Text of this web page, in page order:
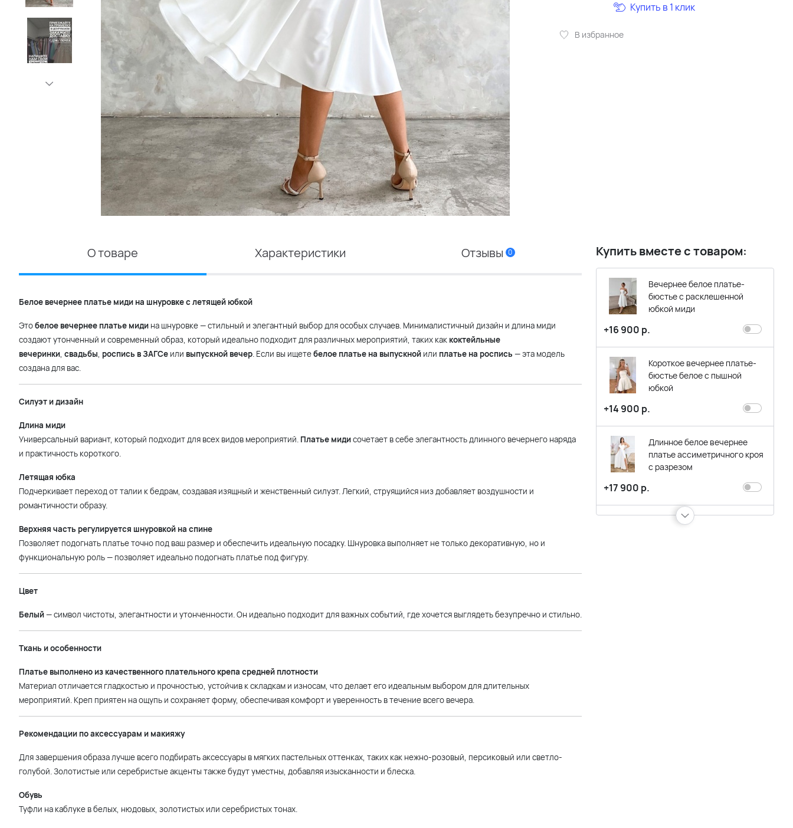
В избранное
Купить в 1 клик
Купить вместе с товаром:
Вечернее белое платье-
бюстье с расклешенной
юбкой миди
+16 900 р.
Короткое вечернее платье-
бюстье белое с пышной
юбкой
+14 900 р.
Длинное белое вечернее
платье ассиметричного кроя
с разрезом
+17 900 р.
Длинное белое вечернее
О товаре Характеристики Отзывы 0
Белое вечернее платье миди на шнуровке с летящей юбкой
Этобелое вечернее платье миди на шнуровке — стильный и элегантный выбор для особых случаев. Минималистичный дизайн и длина миди
создают утонченный и современный образ, который идеально подходит для различных мероприятий, таких как коктейльные
вечеринки, свадьбы, роспись в ЗАГСе или выпускной вечер. Если вы ищетебелое платье на выпускной или платье на роспись — эта модель
создана для вас.
Силуэт и дизайн
Длина миди
Универсальный вариант, который подходит для всех видов мероприятий. Платье мидисочетает в себе элегантность длинного вечернего наряда
и практичность короткого.
Летящая юбка
Подчеркивает переход от талии к бедрам, создавая изящный и женственный силуэт. Легкий, струящийся низ добавляет воздушности и
романтичности образу.
Верхняя часть регулируется шнуровкой на спине
Позволяет подогнать платье точно под ваш размер и обеспечить идеальную посадку. Шнуровка выполняет не только декоративную, но и
функциональную роль — позволяет идеально подогнать платье под фигуру.
Цвет
Белый— символ чистоты, элегантности и утонченности. Он идеально подходит для важных событий, где хочется выглядеть безупречно и стильно.
Ткань и особенности
Платье выполнено из качественного плательного крепа средней плотности
Материал отличается гладкостью и прочностью, устойчив к складкам и износам, что делает его идеальным выбором для длительных
мероприятий. Креп приятен на ощупь и сохраняет форму, обеспечивая комфорт и уверенность в течение всего вечера.
Рекомендации по аксессуарам и макияжу
Для завершения образа лучше всего подбирать аксессуары в мягких пастельных оттенках, таких как нежно-розовый, персиковый или светло-
голубой. Золотистые или серебристые акценты также будут уместны, добавляя изысканности и блеска.
Обувь
Туфли на каблуке в белых, нюдовых, золотистых или серебристых тонах.